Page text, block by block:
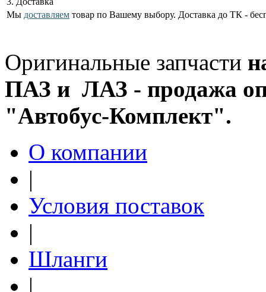
Мы доставляем товар по Вашему выбору. Доставка до ТК -
Оригинальные запчасти
ПАЗ и ЛАЗ - продажа
"Автобус-Комплект".
О компании
|
Условия поставок
|
Шланги
|